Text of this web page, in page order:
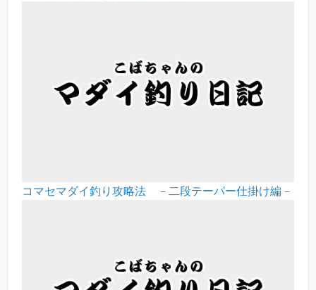
コマセマダイ釣り攻略法 －二段テーパー仕掛け編－